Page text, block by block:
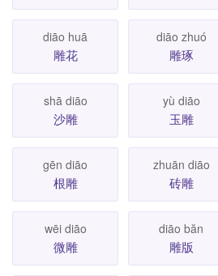
diāo huā
雕花
diāo zhuó
雕琢
shā diāo
沙雕
yù diāo
玉雕
gēn diāo
根雕
zhuān diāo
砖雕
wēi diāo
微雕
diāo băn
雕版